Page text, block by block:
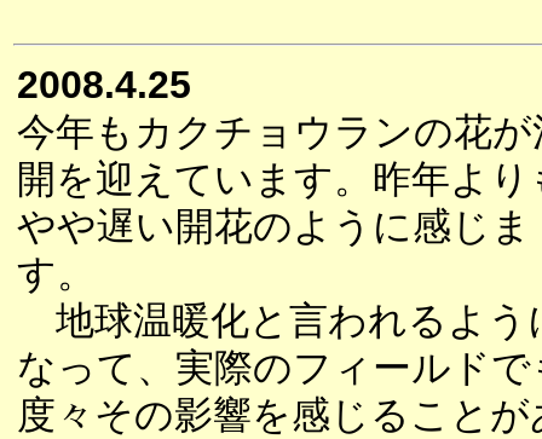
2008.4.25
今年もカクチョウランの花が
開を迎えています。昨年より
やや遅い開花のように感じま
す。
地球温暖化と言われるよう
なって、実際のフィールドで
度々その影響を感じることが